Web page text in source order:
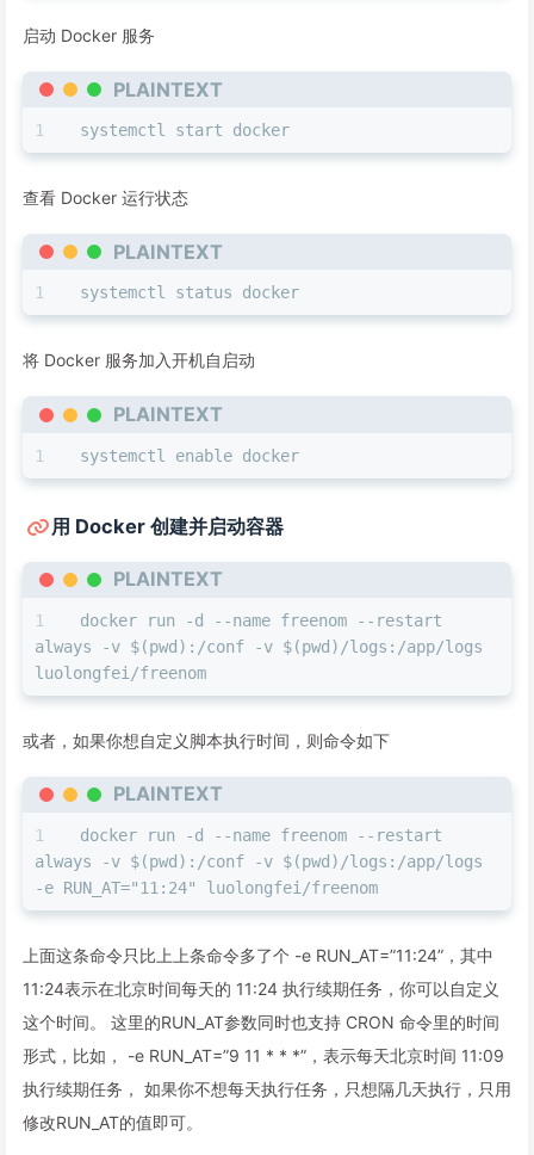
启动 Docker 服务
PLAINTEXT
systemctl start docker
查看 Docker 运行状态
PLAINTEXT
systemctl status docker
将 Docker 服务加入开机自启动
PLAINTEXT
systemctl enable docker
用 Docker 创建并启动容器
PLAINTEXT
docker run -d --name freenom --restart
always -v $(pwd):/conf -v $(pwd)/logs:/app/logs
luolongfei/freenom
或者，如果你想自定义脚本执行时间，则命令如下
PLAINTEXT
docker run -d --name freenom --restart
always -v $(pwd):/conf -v $(pwd)/logs:/app/logs
-e RUN_AT="11:24" luolongfei/freenom
上面这条命令只比上上条命令多了个 -e RUN_AT=”11:24”，其中
11:24表示在北京时间每天的 11:24 执行续期任务，你可以自定义
这个时间。 这里的RUN_AT参数同时也支持 CRON 命令里的时间
形式，比如， -e RUN_AT=”9 11 * * *”，表示每天北京时间 11:09
执行续期任务， 如果你不想每天执行任务，只想隔几天执行，只用
修改RUN_AT的值即可。